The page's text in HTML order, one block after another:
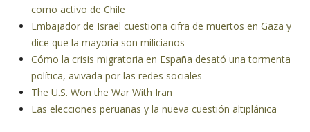
como activo de Chile
Embajador de Israel cuestiona cifra de muertos en Gaza y
dice que la mayoría son milicianos
Cómo la crisis migratoria en España desató una tormenta
política, avivada por las redes sociales
The U.S. Won the War With Iran
Las elecciones peruanas y la nueva cuestión altiplánica